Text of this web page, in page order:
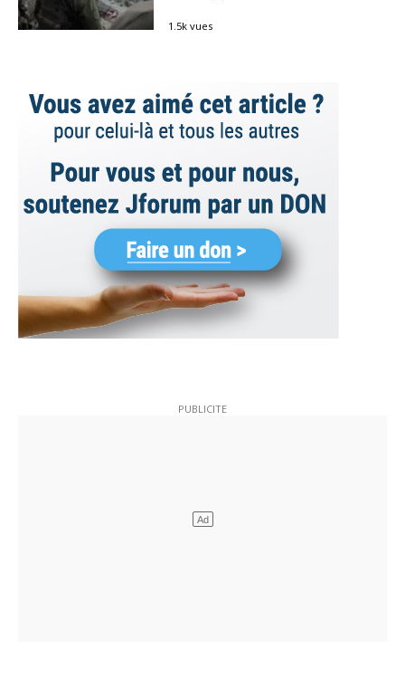
1.5k vues